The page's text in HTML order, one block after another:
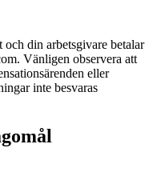
och din arbetsgivare betalar
Vänligen observera att
eller
inte besvaras